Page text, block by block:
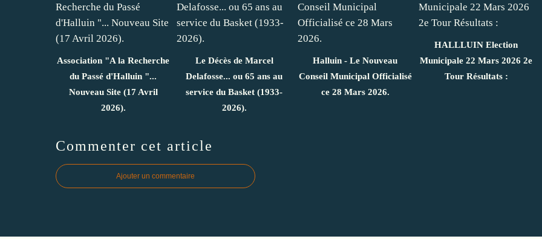
Association "A la Recherche
du Passé d'Halluin "...
Nouveau Site (17 Avril
2026).
Le Décès de Marcel
Delafosse... ou 65 ans au
service du Basket (1933-
2026).
Halluin - Le Nouveau
Conseil Municipal Officialisé
ce 28 Mars 2026.
HALLLUIN Election
Municipale 22 Mars 2026 2e
Tour Résultats :
Commenter cet article
Ajouter un commentaire